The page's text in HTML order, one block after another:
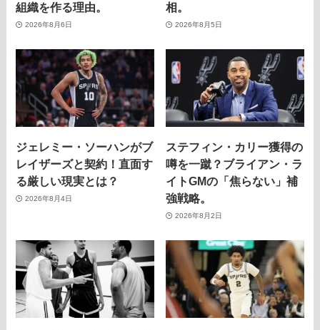
組織を作る理由。
2026年8月6日
相。
2026年8月5日
ジェレミー・ソーハンがブ
レイザーズと契約！直面す
る厳しい現実とは？
2026年8月4日
ステフィン・カリー獲得の
噂を一蹴？ブライアン・ラ
イトGMの「焦らない」補
強戦略。
2026年8月2日